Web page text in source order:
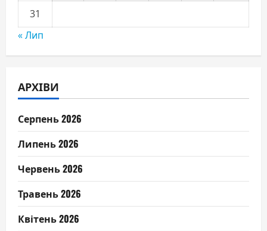
31
« Лип
АРХІВИ
Серпень 2026
Липень 2026
Червень 2026
Травень 2026
Квітень 2026